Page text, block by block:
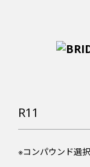
R11
※コンパウンド選